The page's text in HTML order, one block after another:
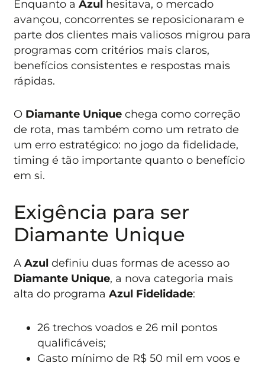
Enquanto aAzul
hesitava, o mercado
avançou, concorrentes se reposicionaram e
parte dos clientes mais valiosos migrou para
programas com critérios mais claros,
benefícios consistentes e respostas mais
rápidas.
O Diamante Unique chega como correção
de rota, mas também como um retrato de
um erro estratégico: no jogo da fidelidade,
timing é tão importante quanto o benefício
em si.
Exigência para ser
Diamante Unique
AAzuldefiniu duas formas de acesso ao
Diamante Unique, a nova categoria mais
alta do programaAzul Fidelidade:
26 trechos voados e 26 mil pontos
qualificáveis;
Gasto mínimo de R$ 50 mil em voos e